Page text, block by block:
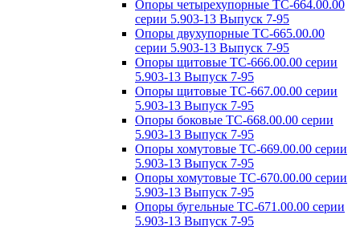
Опоры четырехупорные ТС-664.00.00
серии 5.903-13 Выпуск 7-95
Опоры двухупорные ТС-665.00.00
серии 5.903-13 Выпуск 7-95
Опоры щитовые ТС-666.00.00 серии
5.903-13 Выпуск 7-95
Опоры щитовые ТС-667.00.00 серии
5.903-13 Выпуск 7-95
Опоры боковые ТС-668.00.00 серии
5.903-13 Выпуск 7-95
Опоры хомутовые ТС-669.00.00 серии
5.903-13 Выпуск 7-95
Опоры хомутовые ТС-670.00.00 серии
5.903-13 Выпуск 7-95
Опоры бугельные ТС-671.00.00 серии
5.903-13 Выпуск 7-95